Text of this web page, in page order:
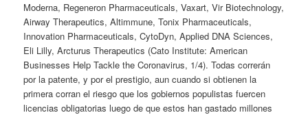
Moderna, Regeneron Pharmaceuticals, Vaxart, Vir Biotechnology,
Airway Therapeutics, Altimmune, Tonix Pharmaceuticals,
Innovation Pharmaceuticals, CytoDyn, Applied DNA Sciences,
Eli Lilly, Arcturus Therapeutics (Cato Institute: American
Businesses Help Tackle the Coronavirus, 1/4). Todas correrán
por la patente, y por el prestigio, aun cuando si obtienen la
primera corran el riesgo que los gobiernos populistas fuercen
licencias obligatorias luego de que estos han gastado millones